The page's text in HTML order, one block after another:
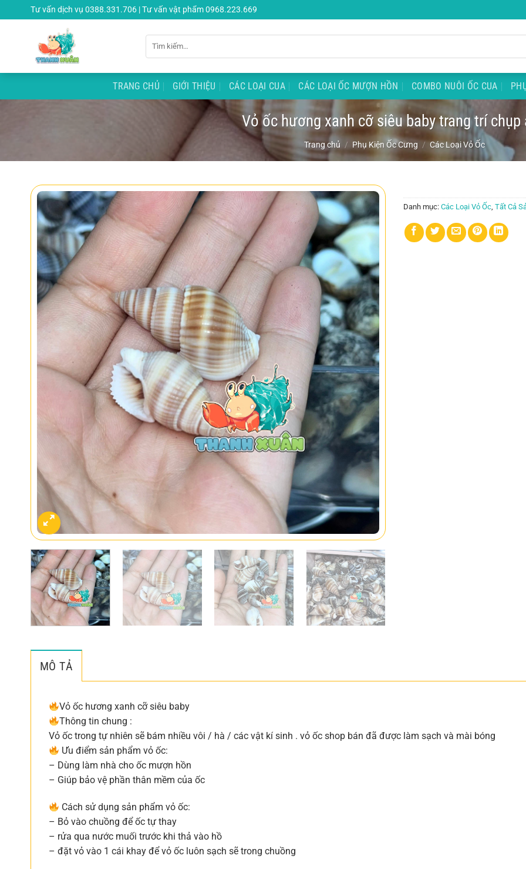
đến
Tư vấn dịch vụ 0388.331.706 | Tư vấn vật phẩm 0968.223.669
kiếm:
TRANG CHỦ GIỚI THIỆU CÁC LOẠI CUA CÁC LOẠI ỐC MƯỢN HỒN COMBO NUÔI ỐC CUA
Vỏ ốc hương xanh cỡ siêu baby trang trí chụp
Trang chủ / Phụ Kiện Ốc Cưng / Các Loại Vỏ Ốc
Danh mục: Các Loại Vỏ Ốc Tất Cả
MÔ TẢ
Vỏ ốc hương xanh cỡ siêu baby
Thông tin chung :
Vỏ ốc trong tự nhiên sẽ bám nhiều vôi / hà / các vật kí sinh . vỏ ốc shop bán đã được làm sạch và mài bóng
Ưu điểm sản phẩm vỏ ốc:
– Dùng làm nhà cho ốc mượn hồn
– Giúp bảo vệ phần thân mềm của ốc
Cách sử dụng sản phẩm vỏ ốc:
– Bỏ vào chuồng để ốc tự thay
– rửa qua nước muối trước khi thả vào hồ
– đặt vỏ vào 1 cái khay để vỏ ốc luôn sạch sẽ trong chuồng